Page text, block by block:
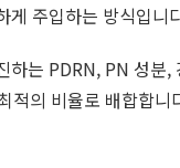
게 주입하는 방식입니
하는 PDRN, PN 성
적의 비율로 배합합